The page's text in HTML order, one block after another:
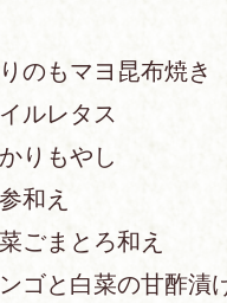
のもマヨ昆布焼き
ルレタス
りもやし
和え
ごまとろ和え
ゴと白菜の甘酢漬